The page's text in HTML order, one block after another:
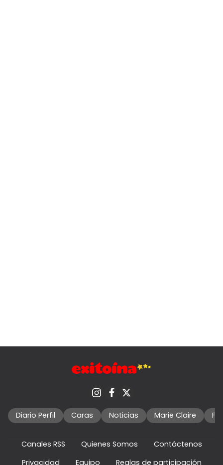
Diario Perfil Caras Noticias Marie Claire
Canales RSS Quienes Somos
Contáctenos
Privacidad
Equipo Reglas de participación